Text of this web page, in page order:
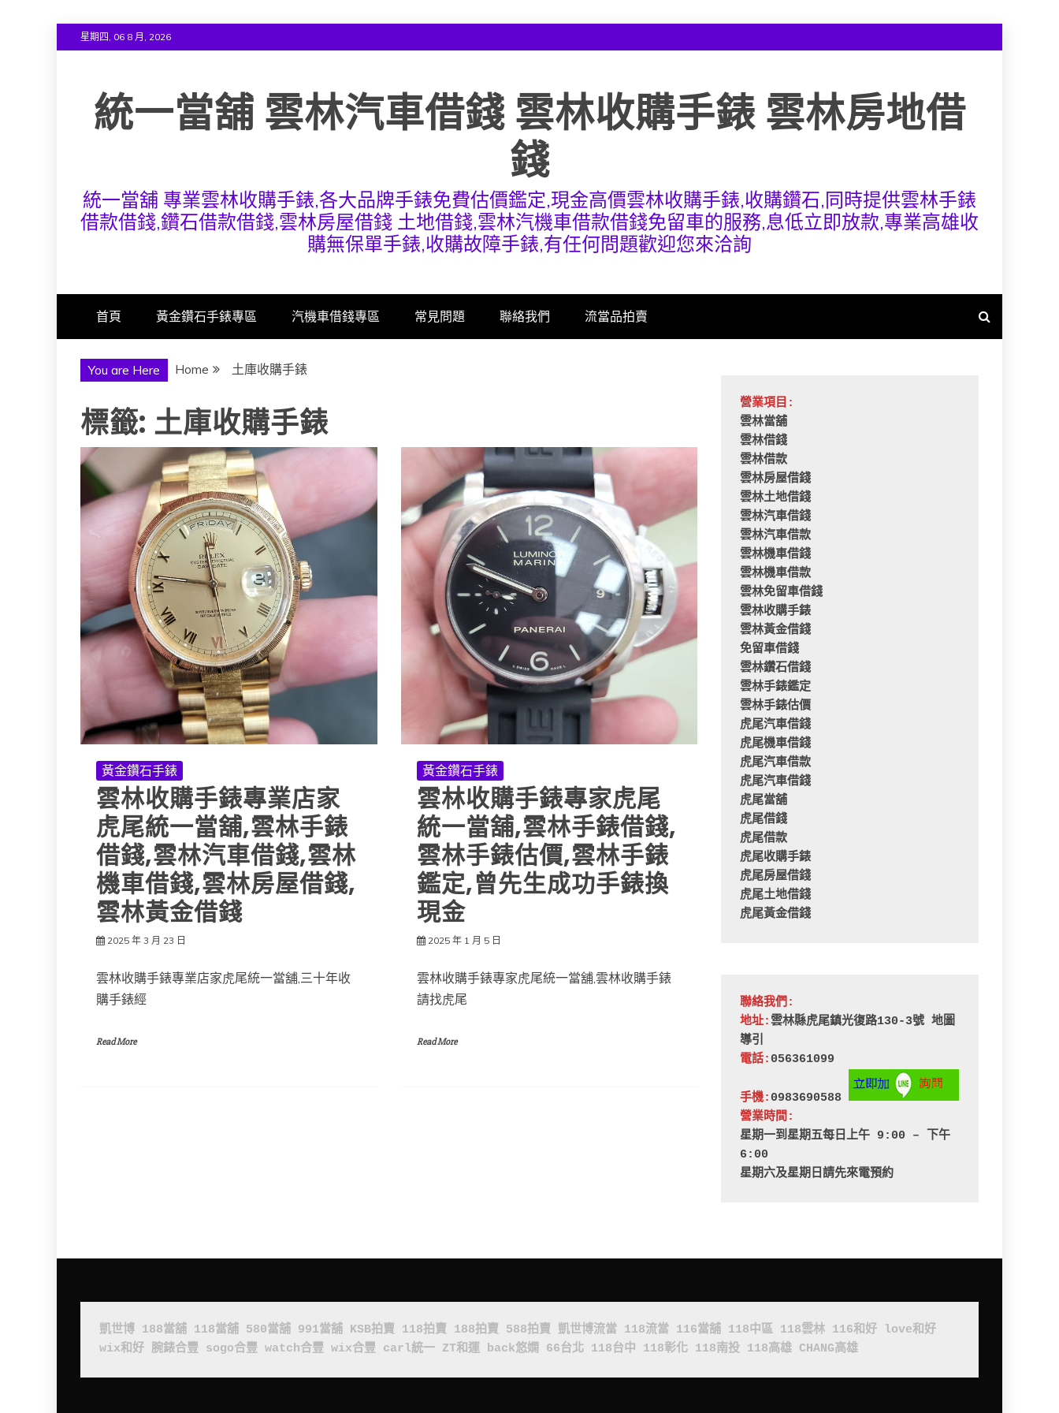
to
星期四, 06 8 月, 2026
統一當舖 雲林汽車借錢 雲林收購手錶 雲林房地借
錢
統一當舖 專業雲林收購手錶,各大品牌手錶免費估價鑑定,現金高價雲林收購手錶,收購鑽石,同時提供雲林手錶
借款借錢,鑽石借款借錢,雲林房屋借錢 土地借錢,雲林汽機車借款借錢免留車的服務,息低立即放款,專業高雄收
購無保單手錶,收購故障手錶,有任何問題歡迎您來洽詢
首頁 黃金鑽石手錶專區 汽機車借錢專區 常見問題 聯絡我們 流當品拍賣
You are Here Home 土庫收購手錶
標籤: 土庫收購手錶
黃金鑽石手錶
雲林收購手錶專業店家
虎尾統一當舖,雲林手錶
借錢,雲林汽車借錢,雲林
機車借錢,雲林房屋借錢,
雲林黃金借錢
2025 年 3 月 23 日
雲林收購手錶專業店家虎尾統一當舖,三十年收
購手錶經
Read More
黃金鑽石手錶
雲林收購手錶專家虎尾
統一當舖,雲林手錶借錢,
雲林手錶估價,雲林手錶
鑑定,曾先生成功手錶換
現金
2025 年 1 月 5 日
雲林收購手錶專家虎尾統一當舖,雲林收購手錶
請找虎尾
Read More
營業項目:
雲林當舖
雲林借錢
雲林借款
雲林房屋借錢
雲林土地借錢
雲林汽車借錢
雲林汽車借款
雲林機車借錢
雲林機車借款
雲林免留車借錢
雲林收購手錶
雲林黃金借錢
免留車借錢
雲林鑽石借錢
雲林手錶鑑定
雲林手錶估價
虎尾汽車借錢
虎尾機車借錢
虎尾汽車借款
虎尾汽車借錢
虎尾當舖
虎尾借錢
虎尾借款
虎尾收購手錶
虎尾房屋借錢
虎尾土地借錢
虎尾黃金借錢
聯絡我們:
地址:雲林縣虎尾鎮光復路130-3號 地圖
導引
電話: 056361099
手機: 0983690588
營業時間:
星期一到星期五每日上午 9:00 – 下午
6:00
星期六及星期日請先來電預約
凱世博 188當舖 118當舖 580當舖 991當舖 KSB拍賣 118拍賣 188拍賣 588拍賣 凱世博流當 118流當 116當舖 118中區 118雲林 116和好
love和好
wix和好
腕錶合豐 sogo合豐 watch合豐 wix合豐 carl統一 ZT和運 back悠嫻 66台北 118台中 118彰化 118南投 118高雄 CHANG高雄